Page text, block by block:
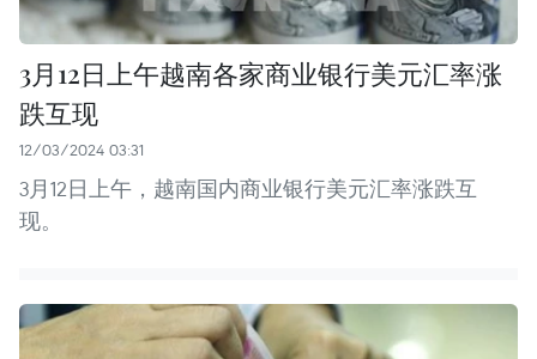
3月12日上午越南各家商业银行美元汇率涨
跌互现
12/03/2024 03:31
3月12日上午，越南国内商业银行美元汇率涨跌互
现。